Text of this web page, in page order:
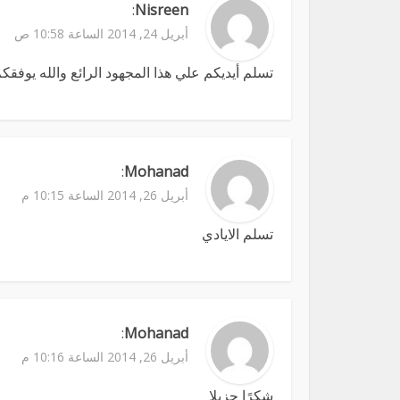
Nisreen
:
أبريل 24, 2014 الساعة 10:58 ص
تسلم أيديكم علي هذا المجهود الرائع والله
Mohanad
:
أبريل 26, 2014 الساعة 10:15 م
تسلم الايادي
Mohanad
:
أبريل 26, 2014 الساعة 10:16 م
شكرًا جزيلا